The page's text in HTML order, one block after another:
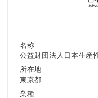
名称
公益財団法人日本生産
所在地
東京都
業種